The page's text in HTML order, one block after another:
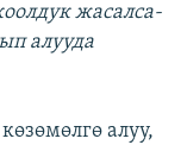
жасалса-
алууда
алуу,